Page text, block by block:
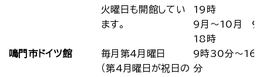
火曜日も開館してい
ます。
19時
9月～10月 9
18時
鳴門市ドイツ館
毎月第4月曜日
（第4月曜日が祝日の
9時30分～16
分